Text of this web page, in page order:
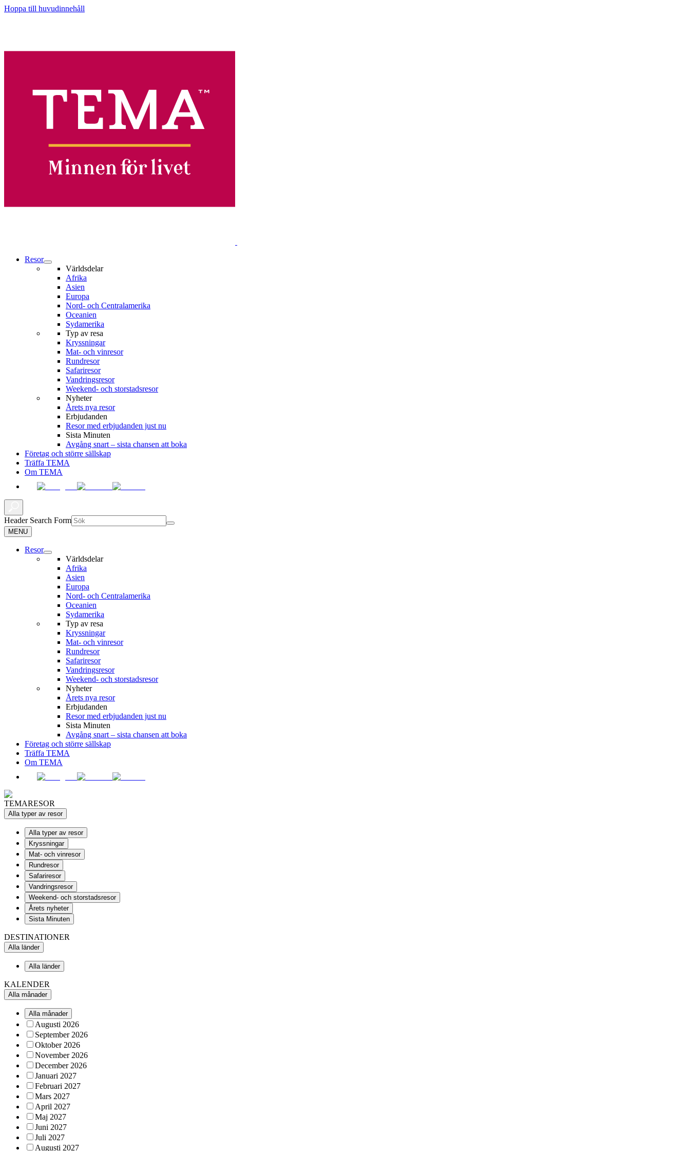
Hoppa till huvudinnehåll
Resor
Världsdelar
Afrika
Asien
Europa
Nord- och Centralamerika
Oceanien
Sydamerika
Typ av resa
Kryssningar
Mat- och vinresor
Rundresor
Safariresor
Vandringsresor
Weekend- och storstadsresor
Nyheter
Årets nya resor
Erbjudanden
Resor med erbjudanden just nu
Sista Minuten
Avgång snart – sista chansen att boka
Företag och större sällskap
Träffa TEMA
Om TEMA
Header Search Form
MENU
Resor
Världsdelar
Afrika
Asien
Europa
Nord- och Centralamerika
Oceanien
Sydamerika
Typ av resa
Kryssningar
Mat- och vinresor
Rundresor
Safariresor
Vandringsresor
Weekend- och storstadsresor
Nyheter
Årets nya resor
Erbjudanden
Resor med erbjudanden just nu
Sista Minuten
Avgång snart – sista chansen att boka
Företag och större sällskap
Träffa TEMA
Om TEMA
TEMARESOR
Alla typer av resor
Alla typer av resor
Kryssningar
Mat- och vinresor
Rundresor
Safariresor
Vandringsresor
Weekend- och storstadsresor
Årets nyheter
Sista Minuten
DESTINATIONER
Alla länder
Alla länder
KALENDER
Alla månader
Alla månader
Augusti 2026
September 2026
Oktober 2026
November 2026
December 2026
Januari 2027
Februari 2027
Mars 2027
April 2027
Maj 2027
Juni 2027
Juli 2027
Augusti 2027